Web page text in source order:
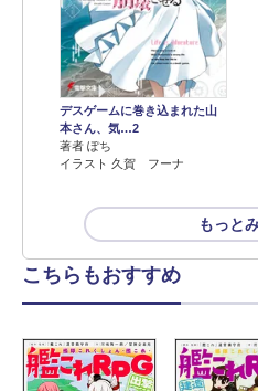
デスゲームに巻き込まれた山
本さん、気…2
著者 ぽち
イラスト 久賀 フーナ
もっと
こちらもおすすめ